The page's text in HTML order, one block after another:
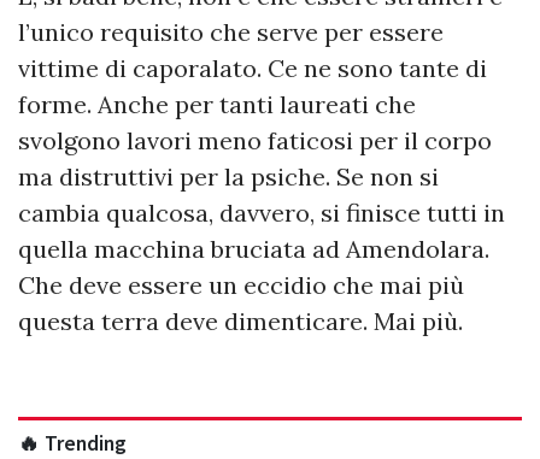
l’unico requisito che serve per essere
vittime di caporalato. Ce ne sono tante di
forme. Anche per tanti laureati che
svolgono lavori meno faticosi per il corpo
ma distruttivi per la psiche. Se non si
cambia qualcosa, davvero, si finisce tutti in
quella macchina bruciata ad Amendolara.
Che deve essere un eccidio che mai più
questa terra deve dimenticare. Mai più.
🔥 Trending